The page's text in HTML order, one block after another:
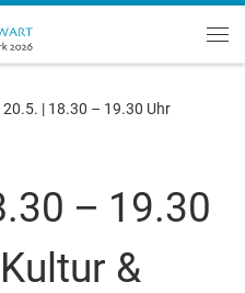
20.5. | 18.30 – 19.30 Uhr
– 19.30
&